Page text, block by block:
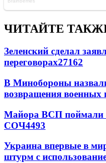
ЧИТАЙТЕ
Зеленский сделал
переговорах27162
В Минобороны
возвращения
Майора ВСП поймали
СОЧ4493
Украина впервые в
штурм с